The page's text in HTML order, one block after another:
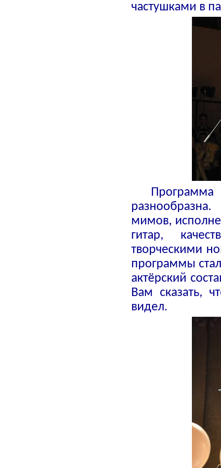
частушками в
Программа
мимов,
гитар,
творческими
программы
актёрский
Вам сказать,
видел.